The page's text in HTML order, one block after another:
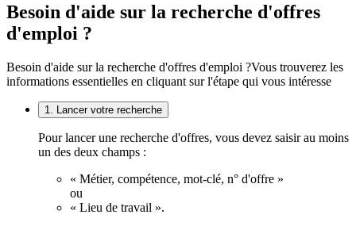
Besoin d'aide sur la recherche d'offres
d'emploi ?
Besoin d'aide sur la recherche d'offres d'emploi ?Vous trouverez les
informations essentielles en cliquant sur l'étape qui vous intéresse
1. Lancer votre recherche
Pour lancer une recherche d'offres, vous devez saisir au moins
un des deux champs :
« Métier, compétence, mot-clé, n° d'offre »
ou
« Lieu de travail ».